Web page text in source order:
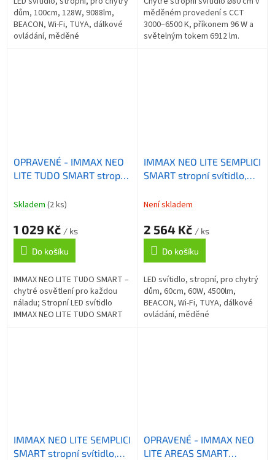
dům, 100cm, 128W, 9088lm,
BEACON, Wi-Fi, TUYA, dálkové
ovládání, měděné
měděném provedení s CCT
3000–6500 K, příkonem 96 W a
světelným tokem 6912 lm.
OPRAVENÉ - IMMAX NEO
LITE TUDO SMART stropní
podsvícením 40x40cm,
Skladem (2 ks)
1 029 Kč / ks
Do košíku
IMMAX NEO LITE TUDO SMART –
chytré osvětlení pro každou
náladu; Stropní LED svítidlo
IMMAX NEO LITE TUDO SMART
IMMAX NEO LITE SEMPLICI
SMART stropní svítidlo,
4500 lm, měděné, Wi-Fi,
Není skladem
2 564 Kč / ks
Do košíku
LED svítidlo, stropní, pro chytrý
dům, 60cm, 60W, 4500lm,
BEACON, Wi-Fi, TUYA, dálkové
ovládání, měděné
IMMAX NEO LITE SEMPLICI
SMART stropní svítidlo,
OPRAVENÉ - IMMAX NEO
LITE AREAS SMART